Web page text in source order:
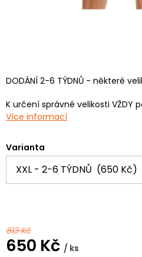
DODÁNÍ 2-6 TÝDNŮ - některé
K určení správné velikosti VŽDY
Více informací
Varianta
813 Kč
650 Kč / ks